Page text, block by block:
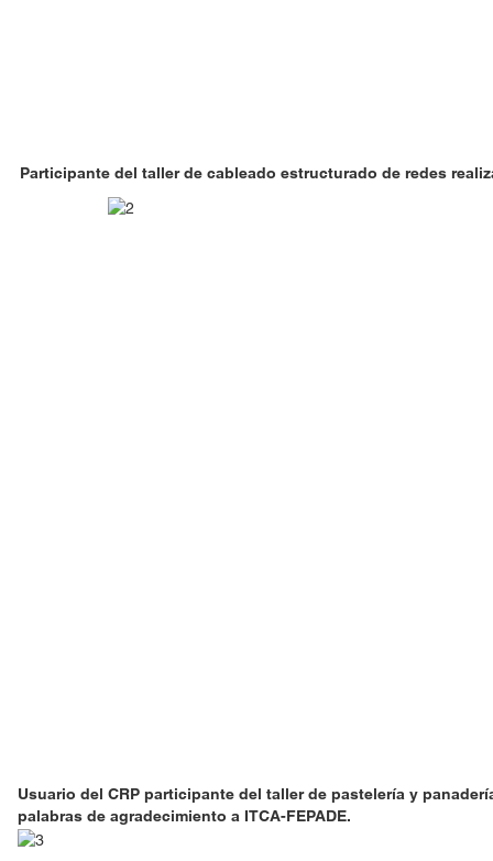
Participante del taller de cableado estructurado de redes
Usuario del CRP participante del taller de pastelería y
palabras de agradecimiento a ITCA-FEPADE.